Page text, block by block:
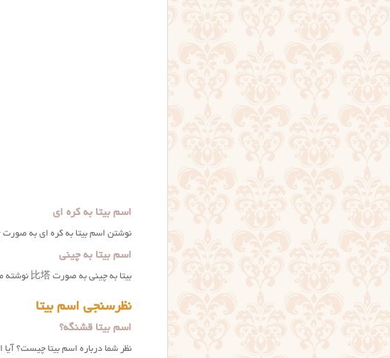
اسم بیتا به کره ای
نوشتن اسم بیتا به کره ای به صورت 비타 است.
اسم بیتا به چینی
بيتا به چيني به صورت 比塔 نوشته می شود.
نظرسنجی اسم بیتا
اسم بیتا قشنگه؟
نظر شما درباره اسم بیتا چیست؟